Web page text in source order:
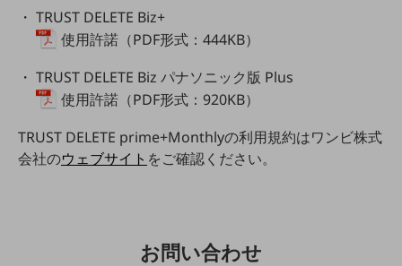
基礎的電気通信役務損益明細表
採用情報
採用情報TOP
新卒採用
経験者採用
障がい者採用
TRUST DELETE Biz+
使用許諾（PDF形式：444KB）
TRUST DELETE Biz パナソニック版 Plus
使用許諾（PDF形式：920KB）
TRUST DELETE prime+Monthlyの利用規約はワンビ株式
会社のウェブサイト をご確認ください。
お問い合わせ